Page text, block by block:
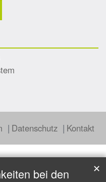
Datenschutz Kontakt
bei den
✕